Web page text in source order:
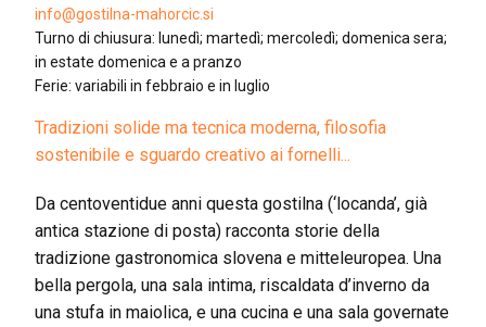
info@gostilna-mahorcic.si
Turno di chiusura: lunedì; martedì; mercoledì; domenica sera;
in estate domenica e a pranzo
Ferie: variabili in febbraio e in luglio
Tradizioni solide ma tecnica moderna, filosofia
sostenibile e sguardo creativo ai fornelli...
Da centoventidue anni questa gostilna (‘locanda’, già
antica stazione di posta) racconta storie della
tradizione gastronomica slovena e mitteleuropea. Una
bella pergola, una sala intima, riscaldata d’inverno da
una stufa in maiolica, e una cucina e una sala governate